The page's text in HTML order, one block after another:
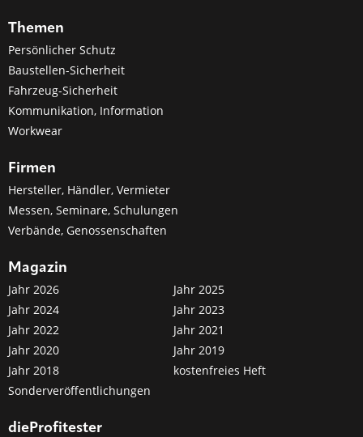
Themen
Persönlicher Schutz
Baustellen-Sicherheit
Fahrzeug-Sicherheit
Kommunikation, Information
Workwear
Firmen
Hersteller, Händler, Vermieter
Messen, Seminare, Schulungen
Verbände, Genossenschaften
Magazin
Jahr 2026
Jahr 2025
Jahr 2024
Jahr 2023
Jahr 2022
Jahr 2021
Jahr 2020
Jahr 2019
Jahr 2018
kostenfreies Heft
Sonderveröffentlichungen
dieProfitester